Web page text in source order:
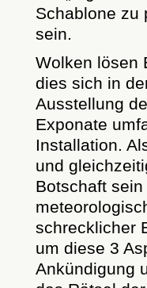
Schablone zu
sein.
Wolken lösen
dies sich in
Ausstellung
Exponate
Installation.
und
Botschaft
schrecklicher
um diese 3
Ankündigung